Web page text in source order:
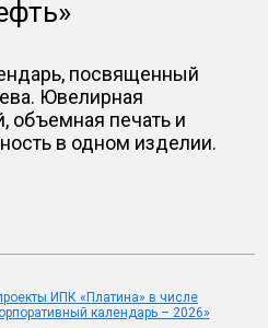
посвященный
Ювелирная
объемная печать и
в одном изделии.